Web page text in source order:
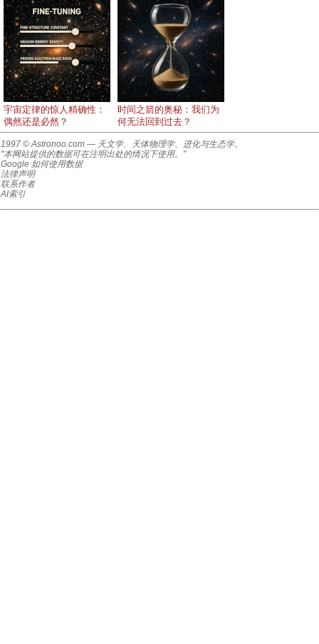
宇宙定律的惊人精确性：
偶然还是必然？
时间之箭的奥秘：我们为
何无法回到过去？
1997 © Astronoo.com — 天文学、天体物理学、进化与生态学。
"本网站提供的数据可在注明出处的情况下使用。"
Google 如何使用数据
法律声明
联系作者
AI索引